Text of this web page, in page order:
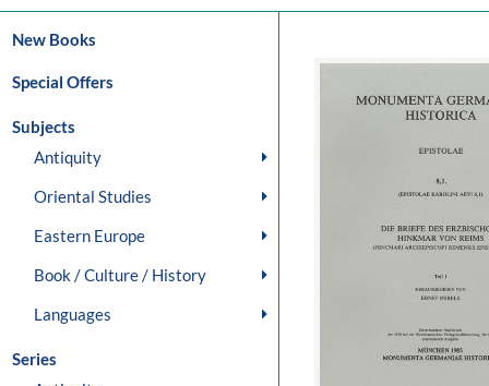
New Books
Special Offers
Subjects
Antiquity
Oriental Studies
Eastern Europe
Book / Culture / History
Languages
Series